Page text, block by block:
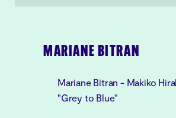
MARIANE BITRAN
Mariane Bitran - Makiko
"Grey to Blue"